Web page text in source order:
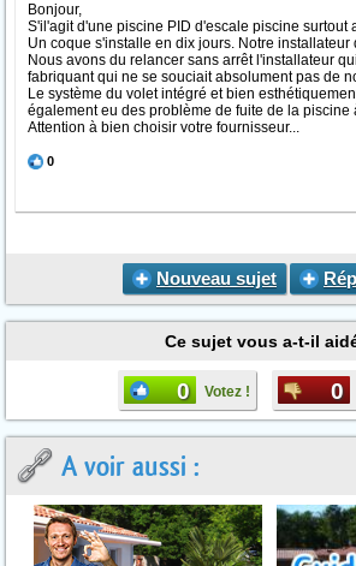
Bonjour,
S'il'agit d'une piscine PID d'escale piscine surtout
Un coque s'installe en dix jours. Notre installateur
Nous avons du relancer sans arrêt l'installateur
fabriquant qui ne se souciait absolument pas de
Le système du volet intégré et bien
également eu des problème de fuite de la piscine
Attention à bien choisir votre fournisseur...
0
Nouveau sujet
Ce sujet vous a-t-il
0 Votez ! 0
A voir aussi :